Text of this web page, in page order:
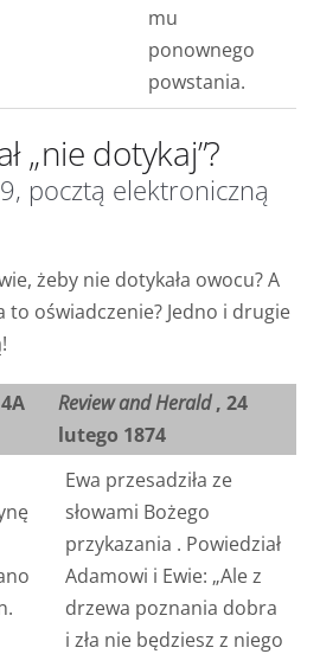
mu
ponownego
powstania.
„nie dotykaj”?
pocztą elektroniczną
żeby nie dotykała owocu? A
to oświadczenie? Jedno i drugie
Review and Herald, 24
lutego 1874
Ewa przesadziła ze
słowami Bożego
przykazania . Powiedział
Adamowi i Ewie: „Ale z
drzewa poznania dobra
i zła nie będziesz z niego